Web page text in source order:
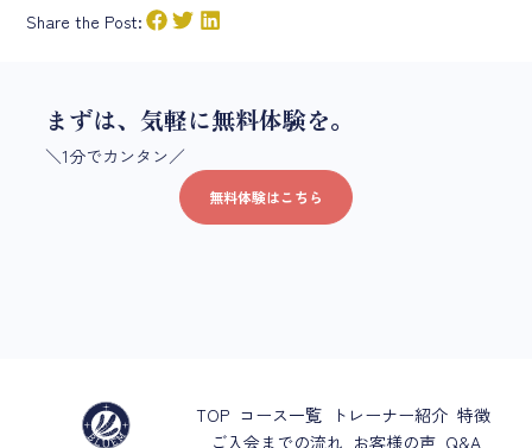
Share the Post:
まずは、気軽に無料体験を。
＼1分でカンタン／
無料体験はこちら
TOP コース一覧 トレーナー紹介 特徴
ご入会までの流れ お客様の声 Q&A